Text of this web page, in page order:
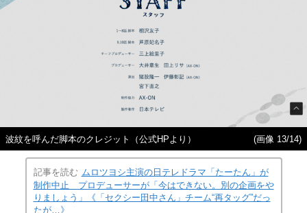
波紋を呼んだ脚本のクレジット（公式HPより） (画像 13/14)
記事を読む ムロツヨシ主演の日テレドラマ「たーたん」が
制作中止 プロデューサーが「今はできない。別の企画をや
りましょう」《「セクシー田中さん」チーム“再タッグ”だっ
たが…》